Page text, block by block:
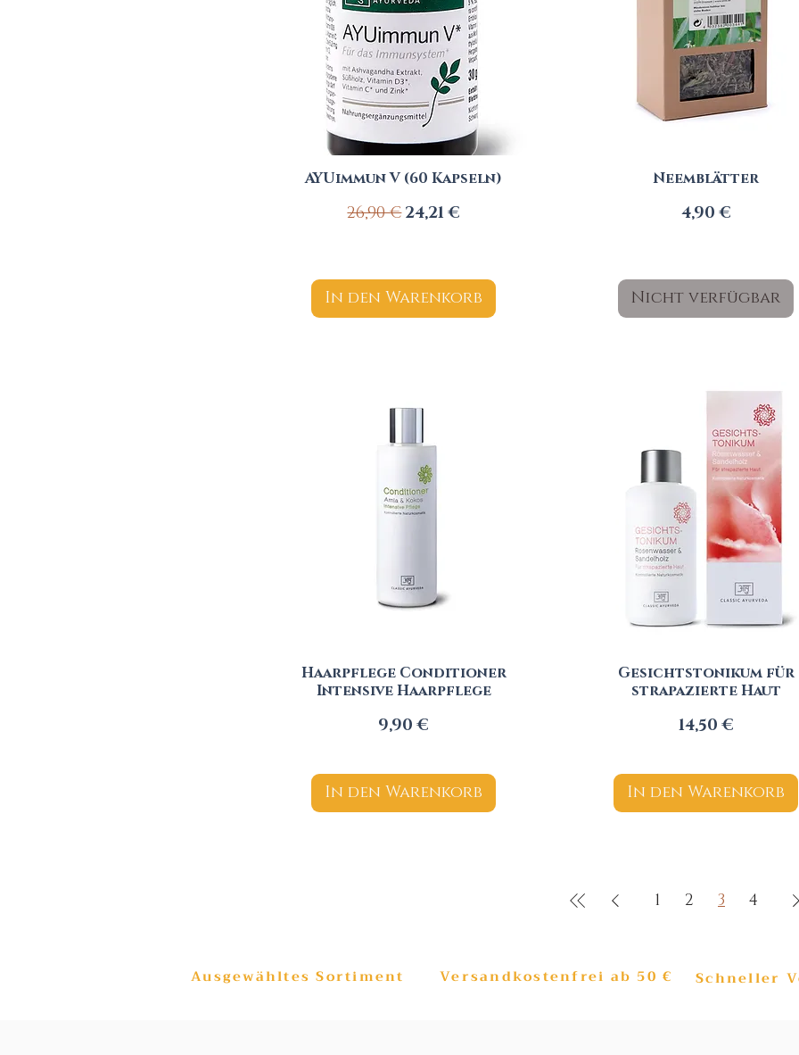
AYUimmun V (60 Kapseln)
Standardpreis
26,90 €Sale-Preis
24,21 €
In den Warenkorb
Neemblätter
Preis
4,90 €
Nicht verfügbar
Haarpflege Conditioner
Intensive Haarpflege
Preis
9,90 €
In den Warenkorb
Gesichtstonikum für
strapazierte Haut
Preis
14,50 €
In den Warenkorb
1 2 3 4
Ausgewähltes Sortiment Versandkostenfrei ab 50 € Schneller